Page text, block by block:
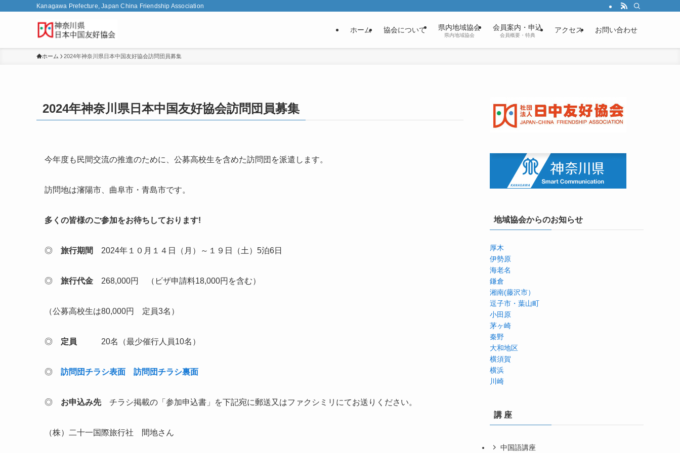
Kanagawa Prefecture, Japan China Friendship Association
ホーム 協会について 県内地域協会
県内地域協会
会員案内・申込
会員概要・特典
アクセス お問い合わせ
ホーム 2024年神奈川県日本中国友好協会訪問団員募集
2024年神奈川県日本中国友好協会訪問団員募集
今年度も民間交流の推進のために、公募高校生を含めた訪問団を派遣します。
訪問地は瀋陽市、曲阜市・青島市です。
多くの皆様のご参加をお待ちしております!
◎ 旅行期間 2024年１０月１４日（月）～１９日（土）5泊6日
◎ 旅行代金 268,000円 （ビザ申請料18,000円を含む）
（公募高校生は80,000円 定員3名）
◎ 定員 20名（最少催行人員10名）
◎ 訪問団チラシ表面 訪問団チラシ裏面
◎ お申込み先チラシ掲載の「参加申込書」を下記宛に郵送又はファクシミリにてお送りください。
（株）二十一国際旅行社 間地さん
地域協会からのお知らせ
厚木
伊勢原
海老名
鎌倉
湘南(藤沢市）
逗子市・葉山町
小田原
茅ヶ崎
秦野
大和地区
横須賀
横浜
川崎
講 座
中国語講座